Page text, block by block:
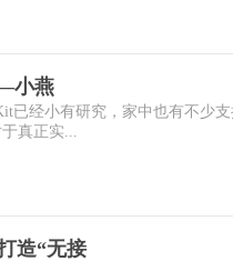
小燕
已经小有研究，家中也有不少
真正实...
造“无接